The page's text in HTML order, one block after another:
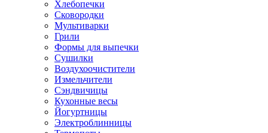
Хлебопечки
Сковородки
Мультиварки
Грили
Формы для выпечки
Сушилки
Воздухоочистители
Измельчители
Сэндвичицы
Кухонные весы
Йогуртницы
Электроблинницы